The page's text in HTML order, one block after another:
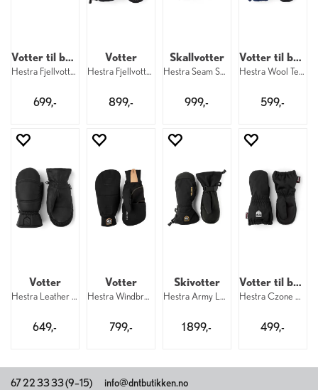
Votter til barn
Hestra Fjellvotten Mitt Jr 100
699,-
Votter
Hestra Fjellvotten Mitt 100
899,-
Skallvotter
Hestra Seam Sealed Shell Mitt 100
999,-
Votter til barn
Hestra Wool Terry Mitt Kid 260
599,-
Votter
Hestra Leather Box Mitt 100
649,-
Votter
Hestra Windbreaker Pull Over Mitt 100
799,-
Skivotter
Hestra Army Leather GTX Mitt 100
1 899,-
Votter til barn
Hestra Czone Contact Shell Mitt Kid 100
499,-
67 22 33 33 (9–15) info@dntbutikken.no